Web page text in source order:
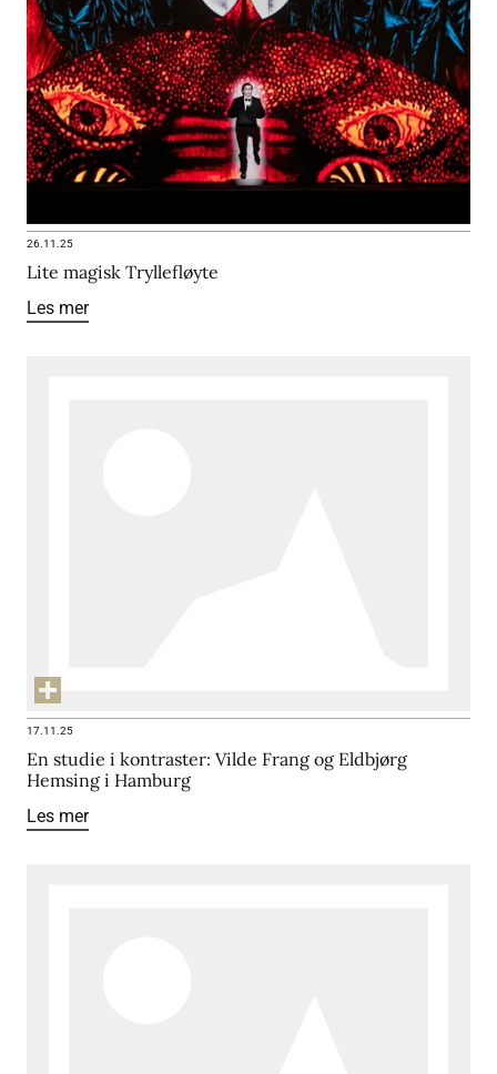
26.11.25
Lite magisk Tryllefløyte
Les mer
17.11.25
En studie i kontraster: Vilde Frang og Eldbjørg
Hemsing i Hamburg
Les mer